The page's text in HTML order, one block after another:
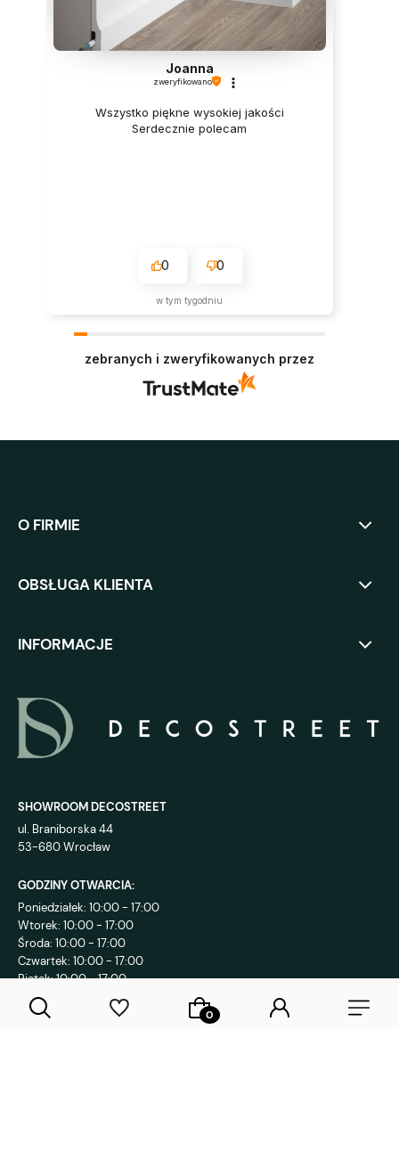
Joanna
zweryfikowano
Wszystko piękne wysokiej jakości
Serdecznie polecam
0 0
w tym tygodniu
zebranych i zweryfikowanych przez
O FIRMIE
OBSŁUGA KLIENTA
INFORMACJE
SHOWROOM DECOSTREET
ul. Braniborska 44
53-680 Wrocław
GODZINY OTWARCIA:
Poniedziałek: 10:00 - 17:00
Wtorek: 10:00 - 17:00
Środa: 10:00 - 17:00
Czwartek: 10:00 - 17:00
Piątek: 10:00 - 17:00
KONTAKT: